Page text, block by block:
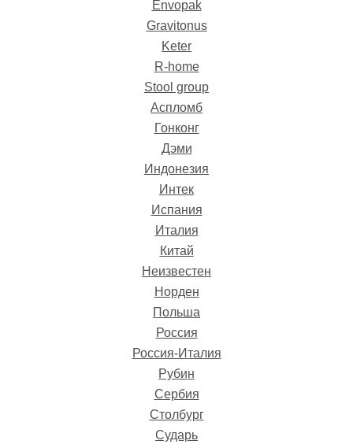
SPAZIO BELLO
Цена: 56820 руб.
Купить
Стол Рим
раздвижной Дуб
Галифакс табак
Цена: 16418 руб.
Купить
Envopak
Gravitonus
Keter
R-home
Stool group
Аспломб
Гонконг
Дэми
Индонезия
Интек
Испания
Италия
Китай
Неизвестен
Норден
Польша
Россия
Россия-Италия
Рубин
Сербия
Столбург
Сударь